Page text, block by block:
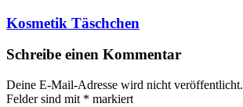
Kosmetik Täschchen
Schreibe einen Kommentar
Deine E-Mail-Adresse wird nicht veröffentlicht.
Felder sind mit * markiert